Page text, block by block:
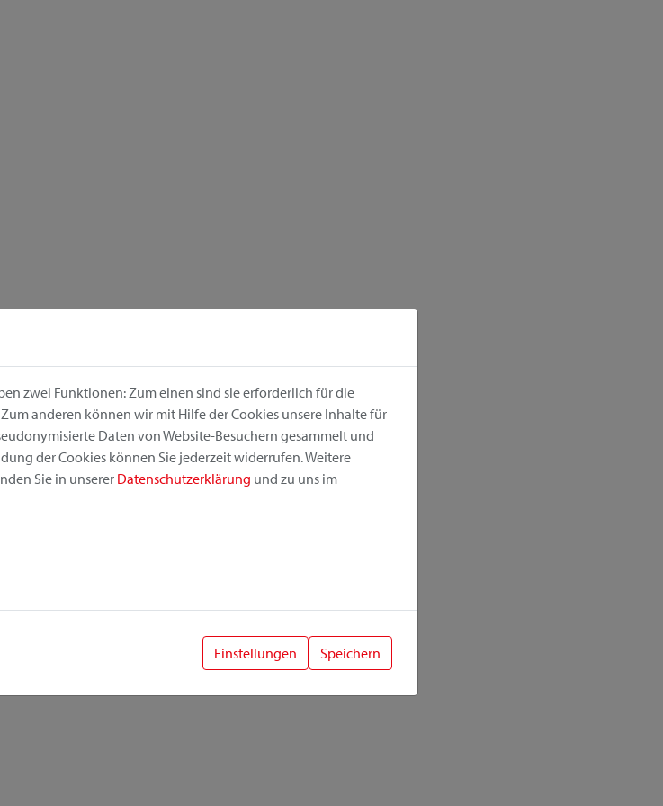
zwei Funktionen: Zum einen sind sie erforderlich für die
anderen können wir mit Hilfe der Cookies unsere Inhalte für
Daten von Website-Besuchern gesammelt und
der Cookies können Sie jederzeit widerrufen. Weitere
Sie in unsererDatenschutzerklärung und zu uns im
Einstellungen Speichern